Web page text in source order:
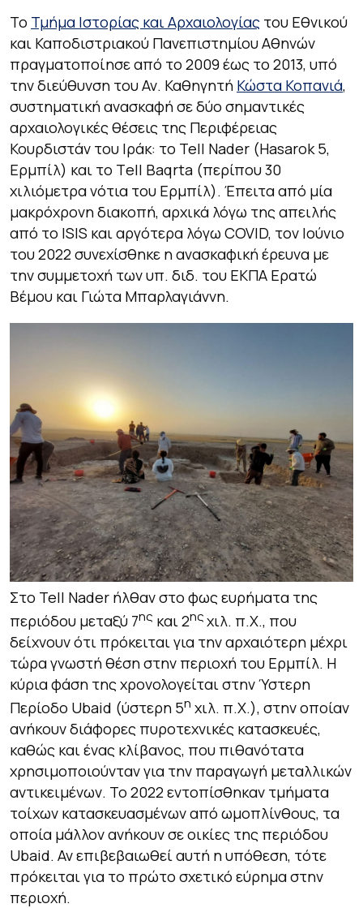
Το Τμήμα Ιστορίας και Αρχαιολογίας του Εθνικού
και Καποδιστριακού Πανεπιστημίου Αθηνών
πραγματοποίησε από το 2009 έως το 2013, υπό
την διεύθυνση του Αν. Καθηγητή Κώστα Κοπανιά,
συστηματική ανασκαφή σε δύο σημαντικές
αρχαιολογικές θέσεις της Περιφέρειας
Κουρδιστάν του Ιράκ: το Tell Nader (Hasarok 5,
Ερμπίλ) και το Τell Baqrta (περίπου 30
χιλιόμετρα νότια του Ερμπίλ). Έπειτα από μία
μακρόχρονη διακοπή, αρχικά λόγω της απειλής
από το ISIS και αργότερα λόγω COVID, τον Ιούνιο
του 2022 συνεχίσθηκε η ανασκαφική έρευνα με
την συμμετοχή των υπ. διδ. του ΕΚΠΑ Ερατώ
Βέμου και Γιώτα Μπαρλαγιάννη.
Στο Tell Nader ήλθαν στο φως ευρήματα της
περιόδου μεταξύ 7ης και 2ηςχιλ. π.Χ., που
δείχνουν ότι πρόκειται για την αρχαιότερη μέχρι
τώρα γνωστή θέση στην περιοχή του Ερμπίλ. Η
κύρια φάση της χρονολογείται στην Ύστερη
Περίοδο Ubaid (ύστερη 5η χιλ. π.Χ.), στην οποίαν
ανήκουν διάφορες πυροτεχνικές κατασκευές,
καθώς και ένας κλίβανος, που πιθανότατα
χρησιμοποιούνταν για την παραγωγή μεταλλικών
αντικειμένων. Το 2022 εντοπίσθηκαν τμήματα
τοίχων κατασκευασμένων από ωμοπλίνθους, τα
οποία μάλλον ανήκουν σε οικίες της περιόδου
Ubaid. Αν επιβεβαιωθεί αυτή η υπόθεση, τότε
πρόκειται για το πρώτο σχετικό εύρημα στην
περιοχή.